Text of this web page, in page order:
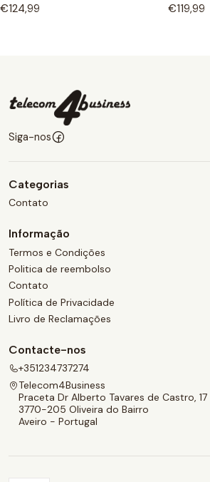
€124,99
€119,99
Siga-nos
Categorias
Contato
Informação
Termos e Condições
Politica de reembolso
Contato
Política de Privacidade
Livro de Reclamações
Contacte-nos
+351234737274
Telecom4Business
Praceta Dr Alberto Tavares de Castro, 17
3770-205 Oliveira do Bairro
Aveiro - Portugal